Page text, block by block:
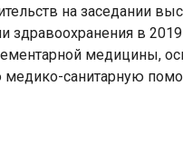
на заседании
здравоохранения в
медицины,
санитарную